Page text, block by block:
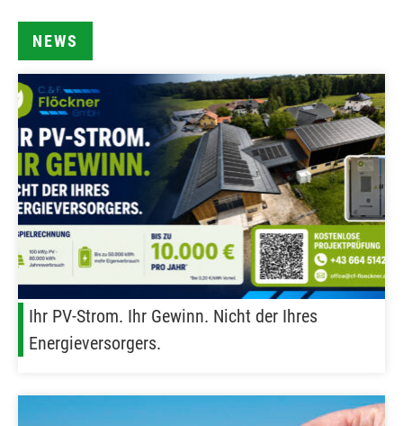
NEWS
Ihr PV-Strom. Ihr Gewinn. Nicht der Ihres
Energieversorgers.